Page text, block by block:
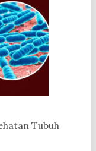
Tubuh